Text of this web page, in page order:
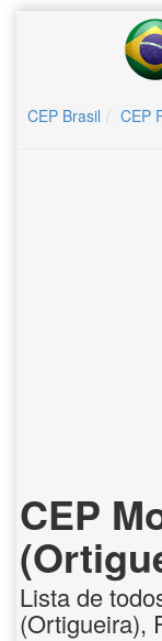
CEP Brasil CEP
CEP
Lista de
(Ortigueira),